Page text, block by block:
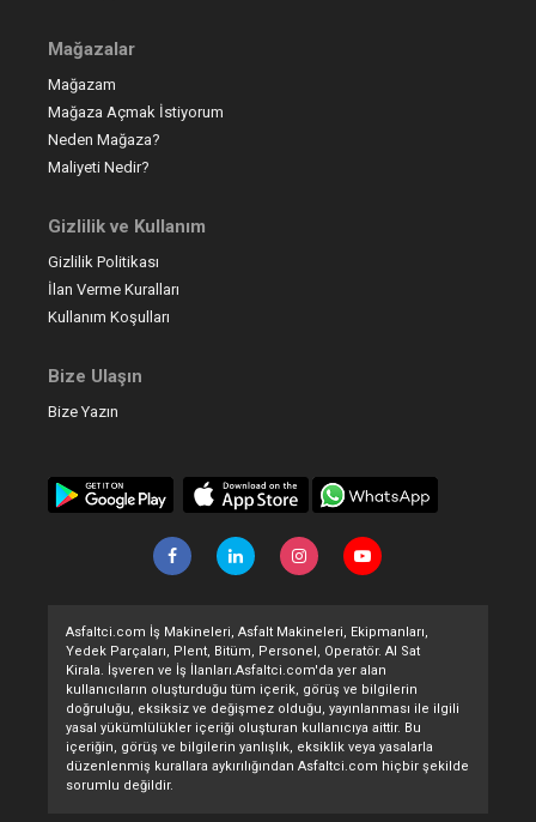
Mağazalar
Mağazam
Mağaza Açmak İstiyorum
Neden Mağaza?
Maliyeti Nedir?
Gizlilik ve Kullanım
Gizlilik Politikası
İlan Verme Kuralları
Kullanım Koşulları
Bize Ulaşın
Bize Yazın
Asfaltci.com İş Makineleri, Asfalt Makineleri, Ekipmanları,
Yedek Parçaları, Plent, Bitüm, Personel, Operatör. Al Sat
Kirala. İşveren ve İş İlanları.Asfaltci.com'da yer alan
kullanıcıların oluşturduğu tüm içerik, görüş ve bilgilerin
doğruluğu, eksiksiz ve değişmez olduğu, yayınlanması ile ilgili
yasal yükümlülükler içeriği oluşturan kullanıcıya aittir. Bu
içeriğin, görüş ve bilgilerin yanlışlık, eksiklik veya yasalarla
düzenlenmiş kurallara aykırılığından Asfaltci.com hiçbir şekilde
sorumlu değildir.